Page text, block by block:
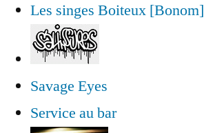
Les singes Boiteux [Bonom]
Savage Eyes
Service au bar